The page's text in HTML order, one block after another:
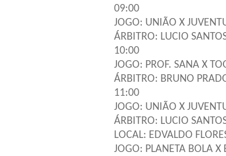
09:00
JOGO: UNIÃO X
ÁRBITRO: LUCIO
10:00
JOGO: PROF. SANA X
ÁRBITRO: BRUNO
11:00
JOGO: UNIÃO X
ÁRBITRO: LUCIO
LOCAL: EDVALDO
JOGO: PLANETA BOLA X